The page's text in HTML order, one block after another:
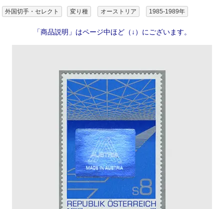
外国切手・セレクト 変り種 オーストリア 1985-1989年
「商品説明」はページ中ほど（↓）にございます。